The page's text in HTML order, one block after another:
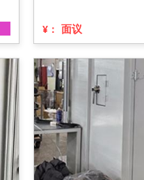
¥： 面议